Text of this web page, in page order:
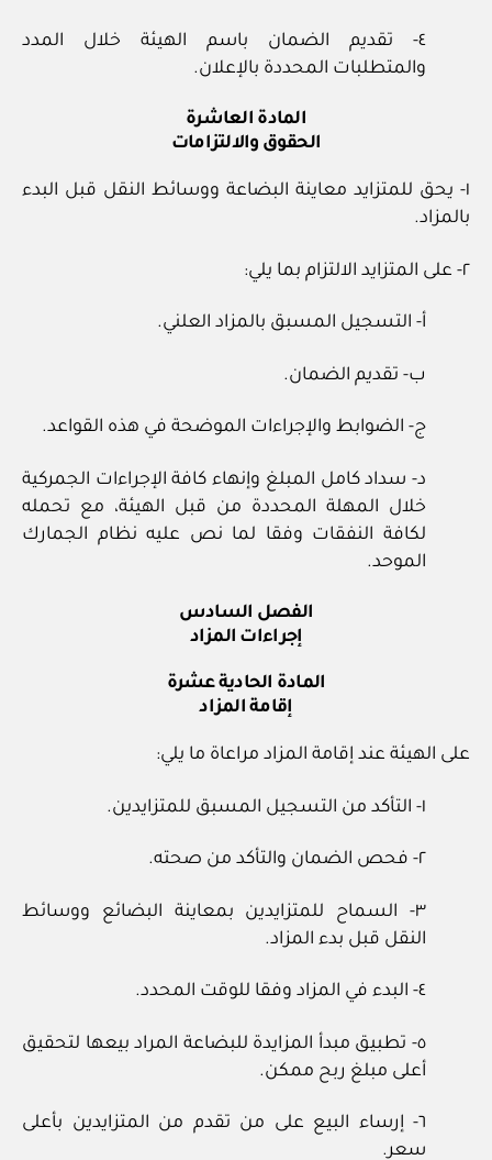
٤- تقديم الضمان باسم الهيئة خلال المدد
والمتطلبات المحددة بالإعلان.
المادة العاشرة
الحقوق والالتزامات
١- يحق للمتزايد معاينة البضاعة ووسائط النقل قبل البدء
بالمزاد.
٢- على المتزايد الالتزام بما يلي:
أ- التسجيل المسبق بالمزاد العلني.
ب- تقديم الضمان.
ج- الضوابط والإجراءات الموضحة في هذه القواعد.
د- سداد كامل المبلغ وإنهاء كافة الإجراءات الجمركية
خلال المهلة المحددة من قبل الهيئة، مع تحمله
لكافة النفقات وفقا لما نص عليه نظام الجمارك
الموحد.
الفصل السادس
إجراءات المزاد
المادة الحادية عشرة
إقامة المزاد
على الهيئة عند إقامة المزاد مراعاة ما يلي:
١- التأكد من التسجيل المسبق للمتزايدين.
٢- فحص الضمان والتأكد من صحته.
٣- السماح للمتزايدين بمعاينة البضائع ووسائط
النقل قبل بدء المزاد.
٤- البدء في المزاد وفقا للوقت المحدد.
٥- تطبيق مبدأ المزايدة للبضاعة المراد بيعها لتحقيق
أعلى مبلغ ربح ممكن.
٦- إرساء البيع على من تقدم من المتزايدين بأعلى
سعر.